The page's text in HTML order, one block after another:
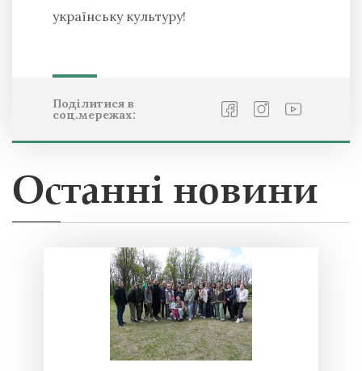
українську культуру!
Поділитися в
соц.мережах:
Останні новини